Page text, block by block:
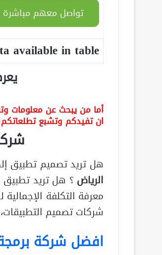
تواصل معهم مباشرة
available in table
يعرض 0 إلى
أما من يبحث عن معلومات
ان تفيدكم وتشبع
هل تريد تصميم تطبيق
الرياض؟ هل تريد
معرفة التكلفة
شركات تصميم
افضل شركة